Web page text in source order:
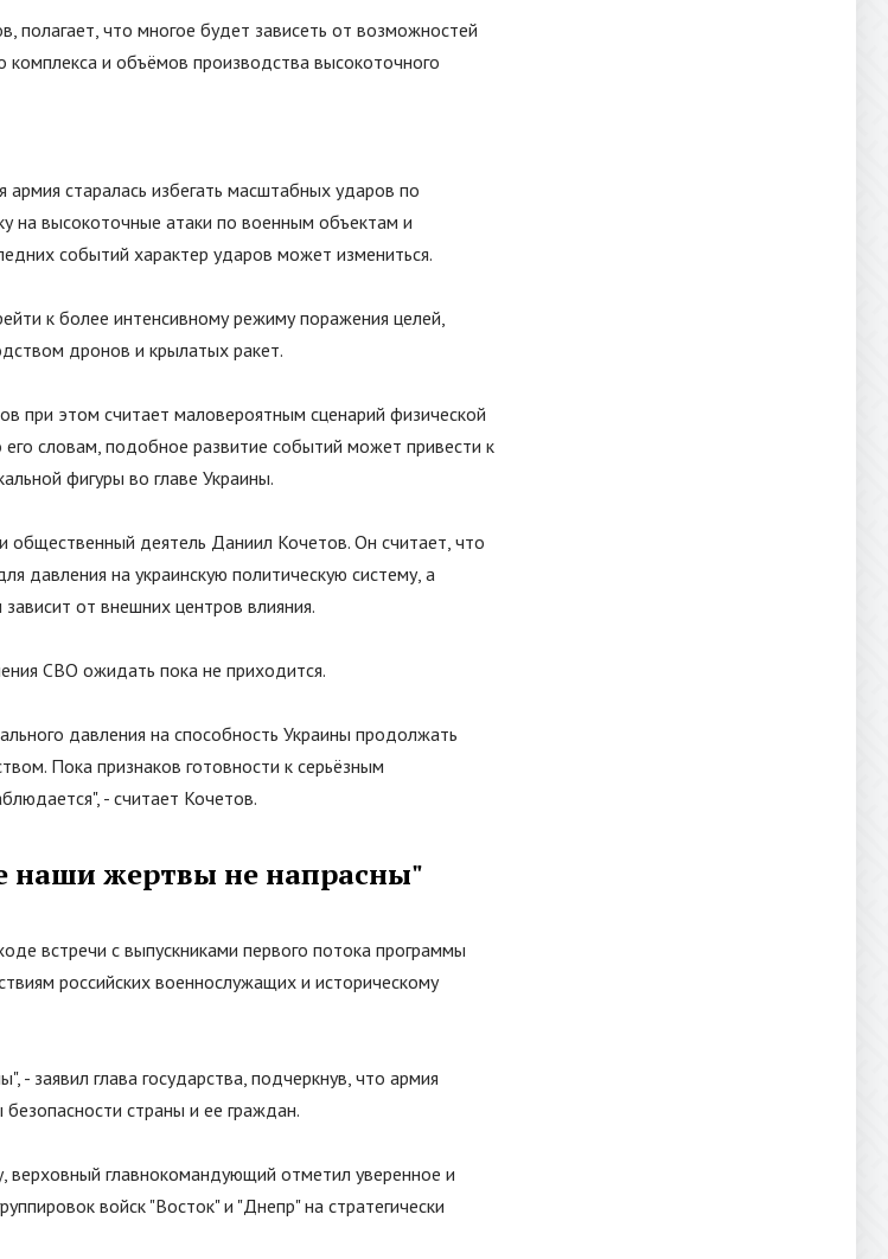
полагает, что многое будет зависеть от возможностей
и объёмов производства высокоточного
армия старалась избегать масштабных ударов по
на высокоточные атаки по военным объектам и
событий характер ударов может измениться.
к более интенсивному режиму поражения целей,
дронов и крылатых ракет.
при этом считает маловероятным сценарий физической
словам, подобное развитие событий может привести к
фигуры во главе Украины.
деятель Даниил Кочетов. Он считает, что
давления на украинскую политическую систему, а
от внешних центров влияния.
СВО ожидать пока не приходится.
давления на способность Украины продолжать
Пока признаков готовности к серьёзным
- считает Кочетов.
наши жертвы не напрасны"
встречи с выпускниками первого потока программы
российских военнослужащих и историческому
", - заявил глава государства, подчеркнув, что армия
страны и ее граждан.
верховный главнокомандующий отметил уверенное и
войск "Восток"и "Днепр"на стратегически